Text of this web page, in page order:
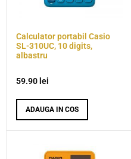
Calculator portabil Casio
SL-310UC, 10 digits,
albastru
59.90 lei
ADAUGA IN COS